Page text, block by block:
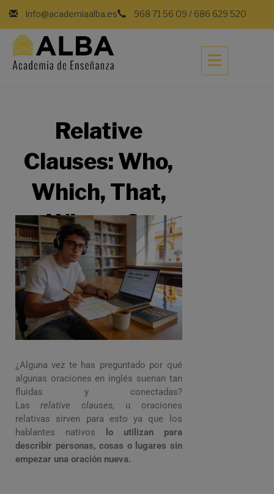
info@academiaalba.es 968 71 56 09 / 686 629 520
Relative
Clauses: Who,
Which, That,
Whose Or
Whom
¿Alguna vez te has preguntado por qué
algunas oraciones en inglés suenan tan
fluidas y conectadas?
Lasrelative clauses, u oraciones
relativas sirven para esto ya que los
hablantes nativos lo utilizan para
describir personas, cosas o lugares sin
empezar una oración nueva.